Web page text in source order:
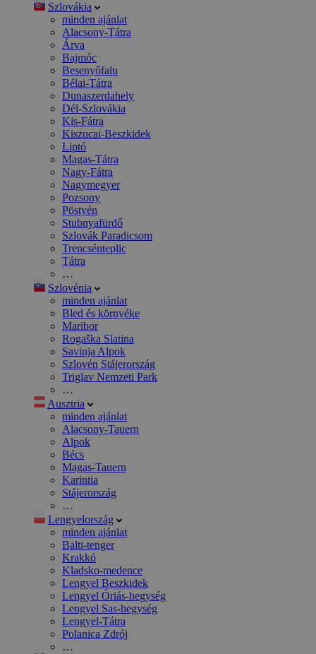
Szlovákia
minden ajánlat
Alacsony-Tátra
Árva
Bajmóc
Besenyőfalu
Bélai-Tátra
Dunaszerdahely
Dél-Szlovákia
Kis-Fátra
Kiszucai-Beszkidek
Liptó
Magas-Tátra
Nagy-Fátra
Nagymegyer
Pozsony
Pöstyén
Stubnyafürdő
Szlovák Paradicsom
Trencsénteplic
Tátra
…
Szlovénia
minden ajánlat
Bled és környéke
Maribor
Rogaška Slatina
Savinja Alpok
Szlovén Stájerország
Triglav Nemzeti Park
…
Ausztria
minden ajánlat
Alacsony-Tauern
Alpok
Bécs
Magas-Tauern
Karintia
Stájerország
…
Lengyelország
minden ajánlat
Balti-tenger
Krakkó
Kladsko-medence
Lengyel Beszkidek
Lengyel Óriás-hegység
Lengyel Sas-hegység
Lengyel-Tátra
Polanica Zdrój
…